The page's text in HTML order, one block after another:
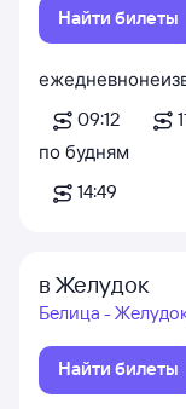
Найти билеты
ежедневно
09:12
по будням
14:49
в Желудок
Белица -
Найти билеты